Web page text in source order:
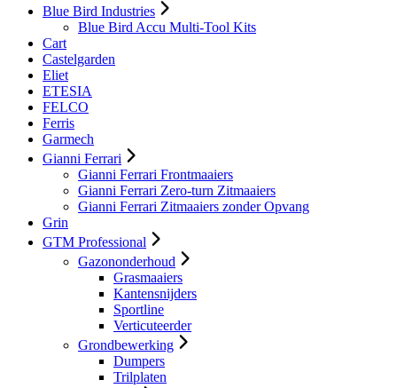
Blue Bird Industries
Blue Bird Accu Multi-Tool Kits
Cart
Castelgarden
Eliet
ETESIA
FELCO
Ferris
Garmech
Gianni Ferrari
Gianni Ferrari Frontmaaiers
Gianni Ferrari Zero-turn Zitmaaiers
Gianni Ferrari Zitmaaiers zonder Opvang
Grin
GTM Professional
Gazononderhoud
Grasmaaiers
Kantensnijders
Sportline
Verticuteerder
Grondbewerking
Dumpers
Trilplaten